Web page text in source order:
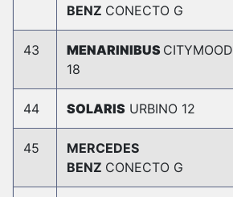
BENZ CONECTO G
43 MENARINIBUS CITYMOOD
18
44 SOLARIS URBINO 12
45
MERCEDES
BENZ CONECTO G